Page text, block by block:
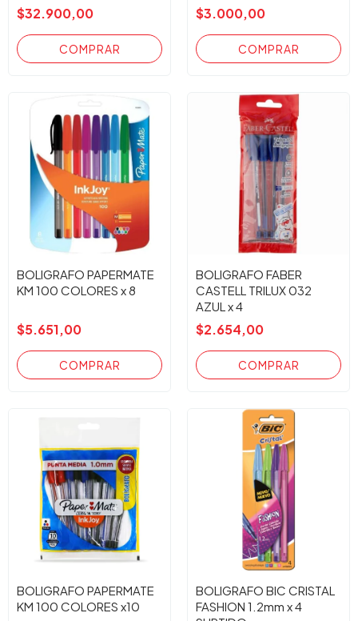
$32.900,00 $3.000,00
BOLIGRAFO PAPERMATE
KM 100 COLORES x 8
$5.651,00
BOLIGRAFO FABER
CASTELL TRILUX 032
AZUL x 4
$2.654,00
BOLIGRAFO PAPERMATE
KM 100 COLORES x10
BOLIGRAFO BIC CRISTAL
FASHION 1.2mm x 4